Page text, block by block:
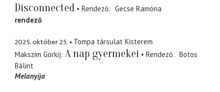
Disconnected Rendező
Gecse Ramóna
rendező
2025. október 25.
Tompa társulat Kisterem
Makszim Gorkij A nap gyermekei Rendező
Botos
Bálint
Melanyija